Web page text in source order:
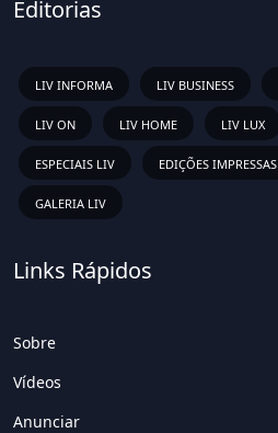
Editorias
LIV INFORMA LIV BUSINESS
LIV ON LIV HOME LIV LUX
ESPECIAIS LIV EDIÇÕES IMPRESSAS
GALERIA LIV
Links Rápidos
Sobre
Vídeos
Anunciar